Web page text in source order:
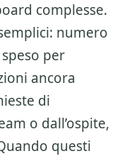
complesse.
numero
per
ancora
di
o dall’ospite,
questi